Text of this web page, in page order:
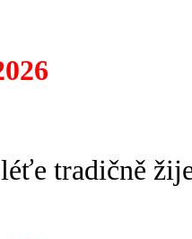
tradičně